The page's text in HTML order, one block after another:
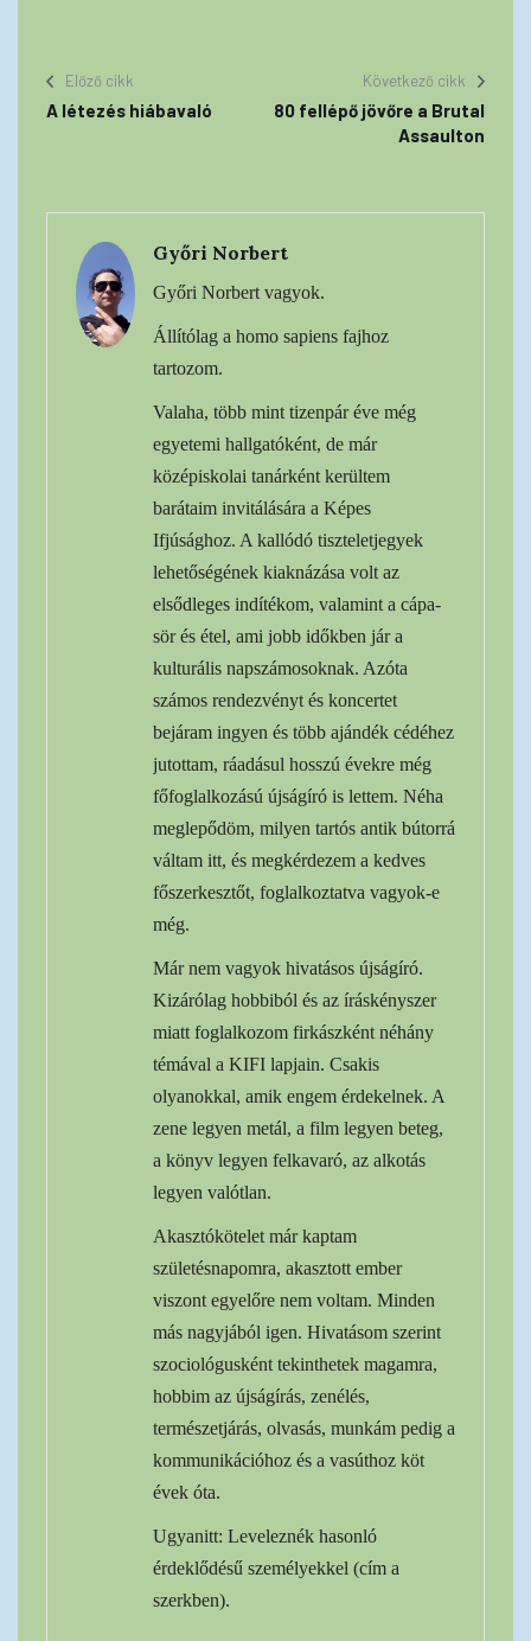
Előző cikk
A létezés hiábavaló
Következő cikk
80 fellépő jövőre a Brutal
Assaulton
Győri Norbert
Győri Norbert vagyok.
Állítólag a homo sapiens fajhoz
tartozom.
Valaha, több mint tizenpár éve még
egyetemi hallgatóként, de már
középiskolai tanárként kerültem
barátaim invitálására a Képes
Ifjúsághoz. A kallódó tiszteletjegyek
lehetőségének kiaknázása volt az
elsődleges indítékom, valamint a cápa-
sör és étel, ami jobb időkben jár a
kulturális napszámosoknak. Azóta
számos rendezvényt és koncertet
bejáram ingyen és több ajándék cédéhez
jutottam, ráadásul hosszú évekre még
főfoglalkozású újságíró is lettem. Néha
meglepődöm, milyen tartós antik bútorrá
váltam itt, és megkérdezem a kedves
főszerkesztőt, foglalkoztatva vagyok-e
még.
Már nem vagyok hivatásos újságíró.
Kizárólag hobbiból és az íráskényszer
miatt foglalkozom firkászként néhány
témával a KIFI lapjain. Csakis
olyanokkal, amik engem érdekelnek. A
zene legyen metál, a film legyen beteg,
a könyv legyen felkavaró, az alkotás
legyen valótlan.
Akasztókötelet már kaptam
születésnapomra, akasztott ember
viszont egyelőre nem voltam. Minden
más nagyjából igen. Hivatásom szerint
szociológusként tekinthetek magamra,
hobbim az újságírás, zenélés,
természetjárás, olvasás, munkám pedig a
kommunikációhoz és a vasúthoz köt
évek óta.
Ugyanitt: Leveleznék hasonló
érdeklődésű személyekkel (cím a
szerkben).